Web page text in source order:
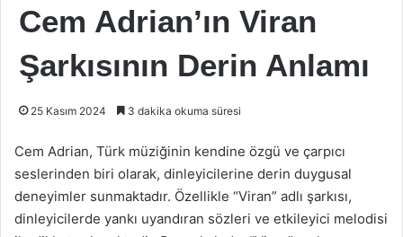
Cem Adrian’ın Viran
Şarkısının Derin Anlamı
25 Kasım 2024 3 dakika okuma süresi
Cem Adrian, Türk müziğinin kendine özgü ve çarpıcı
seslerinden biri olarak, dinleyicilerine derin duygusal
deneyimler sunmaktadır. Özellikle “Viran” adlı şarkısı,
dinleyicilerde yankı uyandıran sözleri ve etkileyici melodisi